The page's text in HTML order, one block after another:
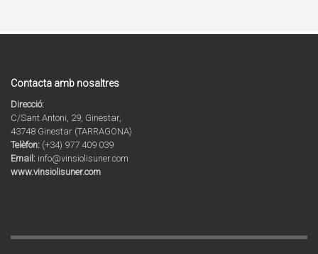
Contacta amb nosaltres
Direcció:
C/Sant Antoni, 29, Ginestar,
43748 Ginestar (TARRAGONA)
Telèfon: (+34) 977 409 039
Email: info@vinsiolisuner.com
www.vinsiolisuner.com